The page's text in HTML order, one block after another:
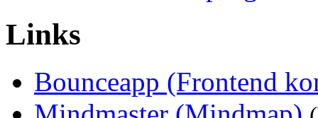
Links
Bounceapp (Frontend